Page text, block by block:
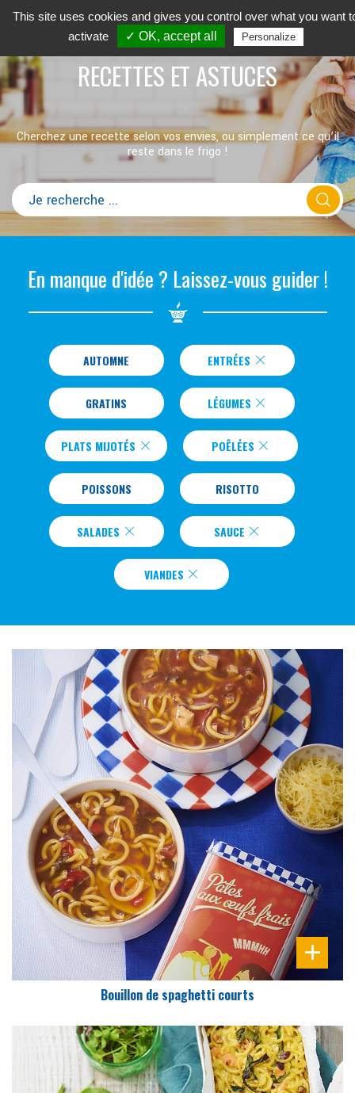
RECETTES ET ASTUCES
Cherchez une recette selon vos envies, ou simplement ce qu’il
reste dans le frigo !
En manque d'idée ? Laissez-vous guider !
AUTOMNE ENTRÉES
GRATINS LÉGUMES
PLATS MIJOTÉS POÊLÉES
POISSONS RISOTTO
SALADES SAUCE
VIANDES
DIFFICULTÉ
PRÉPARATION
10 Min
Bouillon de spaghetti courts
This site uses cookies and gives you control over what you want
activate
✓ OK, accept all Personalize